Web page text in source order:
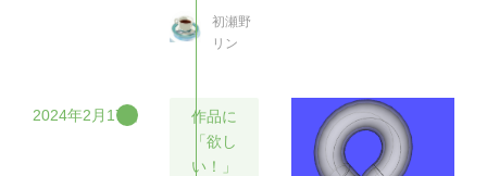
初瀬野
リン
2024年2月17日
作品に
「欲し
い！」